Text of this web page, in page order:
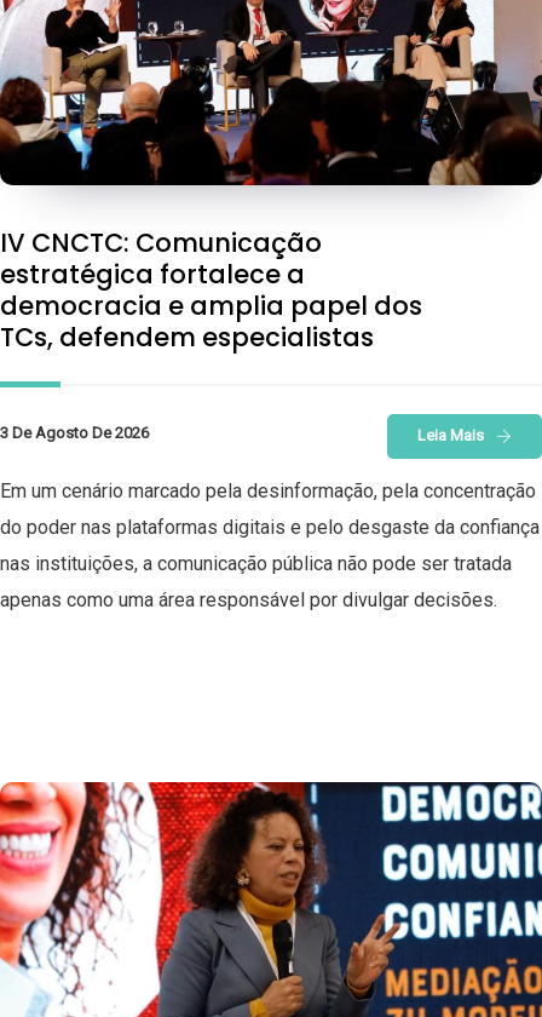
IV CNCTC: Comunicação
estratégica fortalece a
democracia e amplia papel dos
TCs, defendem especialistas
3 De Agosto De 2026 Leia Mais
Em um cenário marcado pela desinformação, pela concentração
do poder nas plataformas digitais e pelo desgaste da confiança
nas instituições, a comunicação pública não pode ser tratada
apenas como uma área responsável por divulgar decisões.